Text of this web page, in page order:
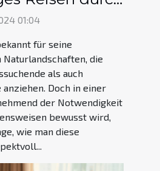
01:04
für seine
Naturlandschaften, die
als auch
Doch in einer
der Notwendigkeit
bewusst wird,
wie man diese